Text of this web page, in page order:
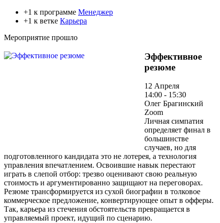
+1 к программе Менеджер
+1 к ветке Карьера
Мероприятие прошло
Эффективное
резюме
12 Апреля
14:00 - 15:30
Олег Брагинский
Zoom
Личная симпатия
определяет финал в
большинстве
случаев, но для
подготовленного кандидата это не лотерея, а технология
управления впечатлением. Освоившие навык перестают
играть в слепой отбор: трезво оценивают свою реальную
стоимость и аргументированно защищают на переговорах.
Резюме трансформируется из сухой биографии в толковое
коммерческое предложение, конвертирующее опыт в офферы.
Так, карьера из стечения обстоятельств превращается в
управляемый проект, идущий по сценарию.